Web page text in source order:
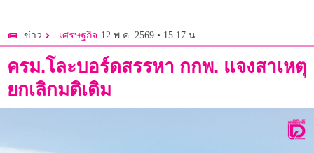
ข่าว เศรษฐกิจ 12 พ.ค. 2569 • 15:17 น.
ครม.โละบอร์ดสรรหา กกพ. แจงสาเหตุ
ยกเลิกมติเดิม